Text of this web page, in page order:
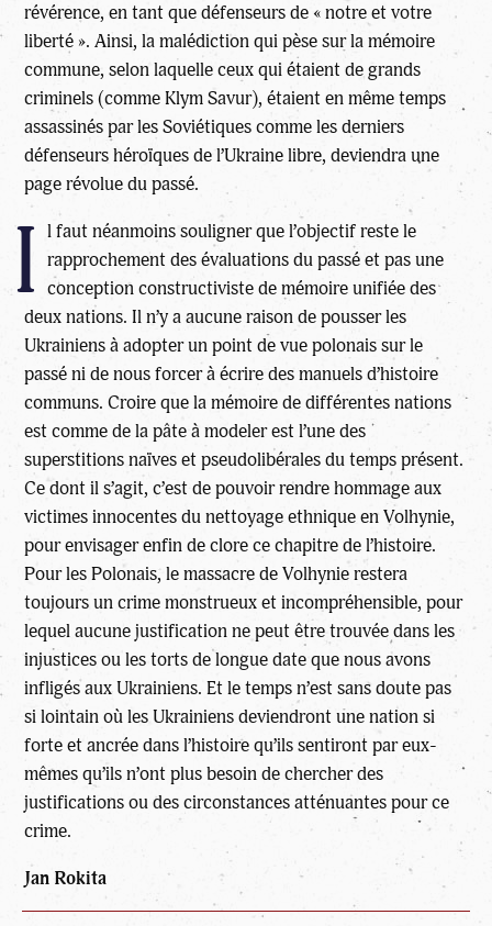
révérence, en tant que défenseurs de « notre et votre
liberté ». Ainsi, la malédiction qui pèse sur la mémoire
commune, selon laquelle ceux qui étaient de grands
criminels (comme Klym Savur), étaient en même temps
assassinés par les Soviétiques comme les derniers
défenseurs héroïques de l’Ukraine libre, deviendra une
page révolue du passé.
I l faut néanmoins souligner que l’objectif reste le
rapprochement des évaluations du passé et pas une
conception constructiviste de mémoire unifiée des
deux nations. Il n’y a aucune raison de pousser les
Ukrainiens à adopter un point de vue polonais sur le
passé ni de nous forcer à écrire des manuels d’histoire
communs. Croire que la mémoire de différentes nations
est comme de la pâte à modeler est l’une des
superstitions naïves et pseudolibérales du temps présent.
Ce dont il s’agit, c’est de pouvoir rendre hommage aux
victimes innocentes du nettoyage ethnique en Volhynie,
pour envisager enfin de clore ce chapitre de l’histoire.
Pour les Polonais, le massacre de Volhynie restera
toujours un crime monstrueux et incompréhensible, pour
lequel aucune justification ne peut être trouvée dans les
injustices ou les torts de longue date que nous avons
infligés aux Ukrainiens. Et le temps n’est sans doute pas
si lointain où les Ukrainiens deviendront une nation si
forte et ancrée dans l’histoire qu’ils sentiront par eux-
mêmes qu’ils n’ont plus besoin de chercher des
justifications ou des circonstances atténuantes pour ce
crime.
Jan Rokita